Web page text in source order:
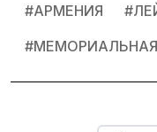
#АРМЕНИЯ #
#